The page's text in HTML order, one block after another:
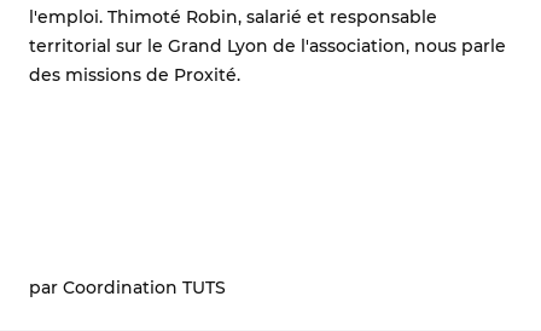
l'emploi. Thimoté Robin, salarié et responsable
territorial sur le Grand Lyon de l'association, nous parle
des missions de Proxité.
par Coordination TUTS